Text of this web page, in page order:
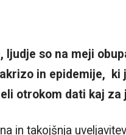
so na meji
in epidemije,
otrokom dati kaj za
in takojšnja